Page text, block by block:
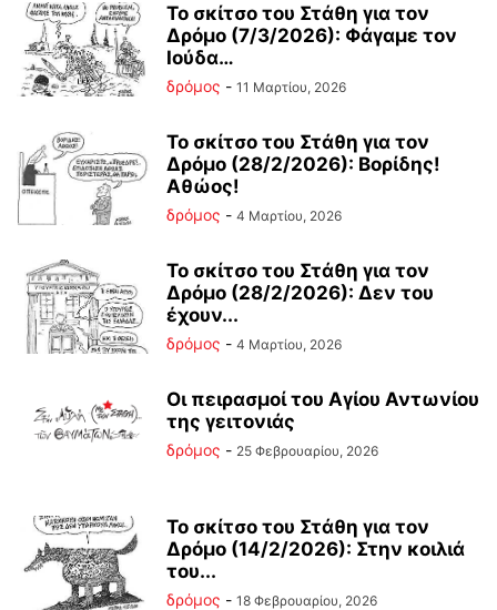
Το σκίτσο του Στάθη για τον
Δρόμο (7/3/2026): Φάγαμε τον
Ιούδα…
δρόμος - 11 Μαρτίου, 2026
Το σκίτσο του Στάθη για τον
Δρόμο (28/2/2026): Βορίδης!
Αθώος!
δρόμος - 4 Μαρτίου, 2026
Το σκίτσο του Στάθη για τον
Δρόμο (28/2/2026): Δεν του
έχουν...
δρόμος - 4 Μαρτίου, 2026
Οι πειρασμοί του Αγίου Αντωνίου
της γειτονιάς
δρόμος - 25 Φεβρουαρίου, 2026
Το σκίτσο του Στάθη για τον
Δρόμο (14/2/2026): Στην κοιλιά
του...
δρόμος - 18 Φεβρουαρίου, 2026